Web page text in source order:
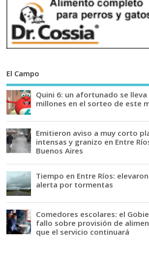
El Campo
Quini 6: un afortunado se lleva
millones en el sorteo de este
Emitieron aviso a muy corto
intensas y granizo en Entre
Buenos Aires
Tiempo en Entre Ríos:
alerta por tormentas
Comedores escolares: el
fallo sobre provisión de
que el servicio continuará